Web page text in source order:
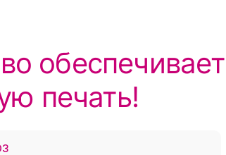
обеспечивает
печать!